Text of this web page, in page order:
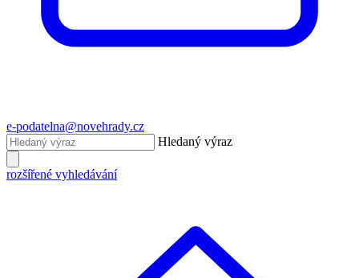
e-podatelna@novehrady.cz
Hledaný výraz
rozšířené vyhledávání